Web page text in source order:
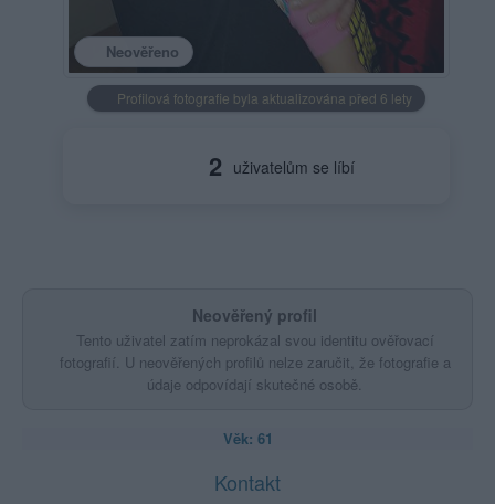
Neověřeno
Profilová fotografie byla aktualizována před 6 lety
2 uživatelům se líbí
Neověřený profil
Tento uživatel zatím neprokázal svou identitu ověřovací
fotografií. U neověřených profilů nelze zaručit, že fotografie a
údaje odpovídají skutečné osobě.
Věk: 61
Kontakt